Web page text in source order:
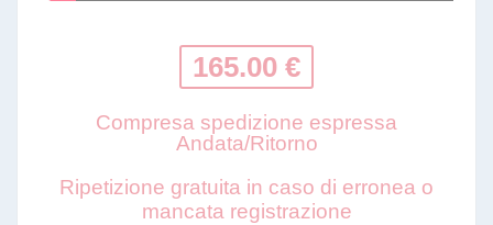
165.00 €
Compresa spedizione espressa
Andata/Ritorno
Ripetizione gratuita in caso di erronea o
mancata registrazione